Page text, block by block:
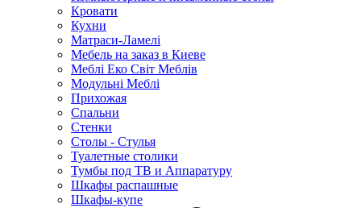
Кровати
Кухни
Матраси-Ламелі
Мебель на заказ в Киеве
Меблі Еко Світ Меблів
Модульні Меблі
Прихожая
Спальни
Стенки
Столы - Стулья
Туалетные столики
Тумбы под ТВ и Аппаратуру
Шкафы распашные
Шкафы-купе